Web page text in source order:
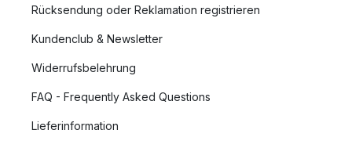
Rücksendung oder Reklamation registrieren
Kundenclub & Newsletter
Widerrufsbelehrung
FAQ - Frequently Asked Questions
Lieferinformation